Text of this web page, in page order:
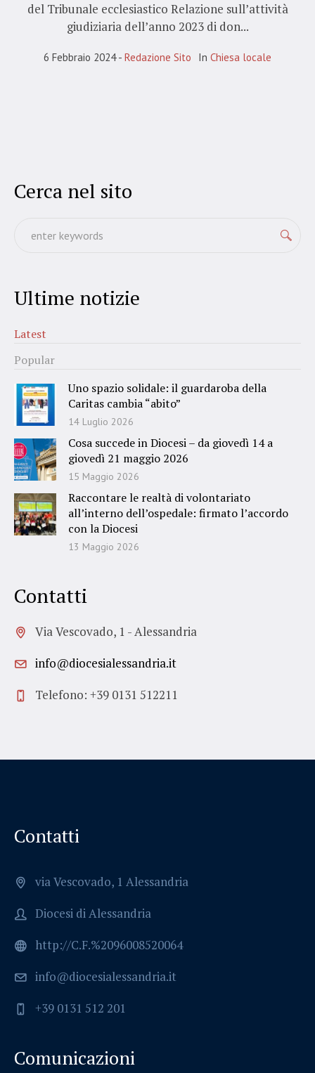
del Tribunale ecclesiastico Relazione sull’attività
giudiziaria dell’anno 2023 di don...
6 Febbraio 2024 Redazione Sito In Chiesa locale
Cerca nel sito
Ultime notizie
Latest
Popular
Uno spazio solidale: il guardaroba della
Caritas cambia “abito”
14 Luglio 2026
Cosa succede in Diocesi – da giovedì 14 a
giovedì 21 maggio 2026
15 Maggio 2026
Raccontare le realtà di volontariato
all’interno dell’ospedale: firmato l’accordo
con la Diocesi
13 Maggio 2026
Contatti
Via Vescovado, 1 - Alessandria
info@diocesialessandria.it
Telefono: +39 0131 512211
Contatti
via Vescovado, 1 Alessandria
Diocesi di Alessandria
http://C.F.%2096008520064
info@diocesialessandria.it
+39 0131 512 201
Comunicazioni